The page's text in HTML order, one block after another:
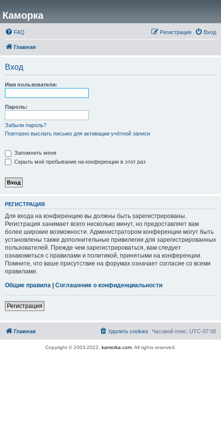
Каморка
FAQ Вход
Регистрация
Главная
Вход
Имя пользователя:
Пароль:
Забыли пароль?
Повторно выслать письмо для активации учётной записи
Запомнить меня
Скрыть моё пребывание на конференции в этот раз
РЕГИСТРАЦИЯ
Для входа на конференцию вы должны быть зарегистрированы.
Регистрация занимает всего несколько минут, но предоставляет вам
более широкие возможности. Администратором конференции могут быть
установлены также дополнительные привилегии для зарегистрированных
пользователей. Прежде чем зарегистрироваться, вам следует
ознакомиться с правилами и политикой, принятыми на конференции.
Помните, что ваше присутствие на форумах означает согласие со всеми
правилами.
Общие правила | Соглашение о конфиденциальности
Регистрация
Главная Часовой пояс: UTC-07:00
Удалить cookies
Copyright © 2003-2022, kamorka.com. All rights reserved.